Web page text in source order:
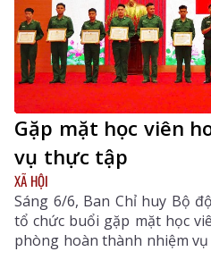
Gặp mặt học viên
vụ thực tập
XÃ HỘI
Sáng 6/6, Ban Chỉ huy Bộ
tổ chức buổi gặp mặt học
phòng hoàn thành nhiệm